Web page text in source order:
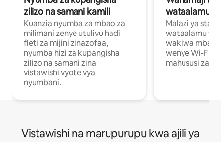
zilizo na samani kamili
Kuanzia nyumba za mbao za
milimani zenye utulivu hadi
fleti za mijini zinazofaa,
nyumba hizi za kupangisha
zilizo na samani zina
vistawishi vyote vya
nyumbani.
wataalamu
Malazi ya
wataalamu
wakiwa mbali
wenye Wi-Fi
mahususi za
Vistawishi na marupurupu kwa ajili ya